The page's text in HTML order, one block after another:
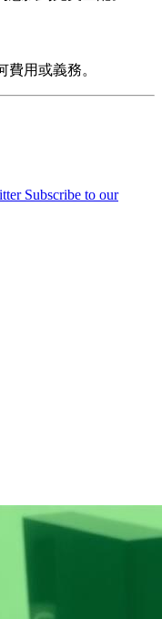
用或義務。
Subscribe to our